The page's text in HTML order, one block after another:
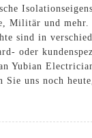
Militär und
sind in
oder
Yubian
uns noch